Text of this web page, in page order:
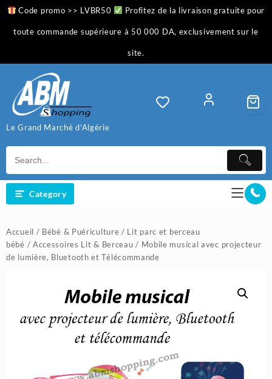
Skip
content
Code promo >> LVBR50 Profitez de la livraison gratuite pour
toute commande supérieure à 50 000 DA, exclusivement sur le
site.
Le Grand Marché d'Algérie
Category
Accueil / Bébé & Puériculture / Lit parc et berceau
bébé / Accessoires Lit & Berceau / Mobile musical avec projecteur
de lumière, Bluetooth et Télécommande